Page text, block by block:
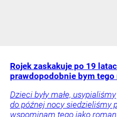
Rojek zaskakuje po 19
prawdopodobnie bym tego
Dzieci były małe,
do późnej nocy siedzieliśmy
wspominam tego jako